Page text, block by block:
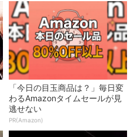
「今日の目玉商品は？」毎日変
わるAmazonタイムセールが見
逃せない
PR(Amazon)